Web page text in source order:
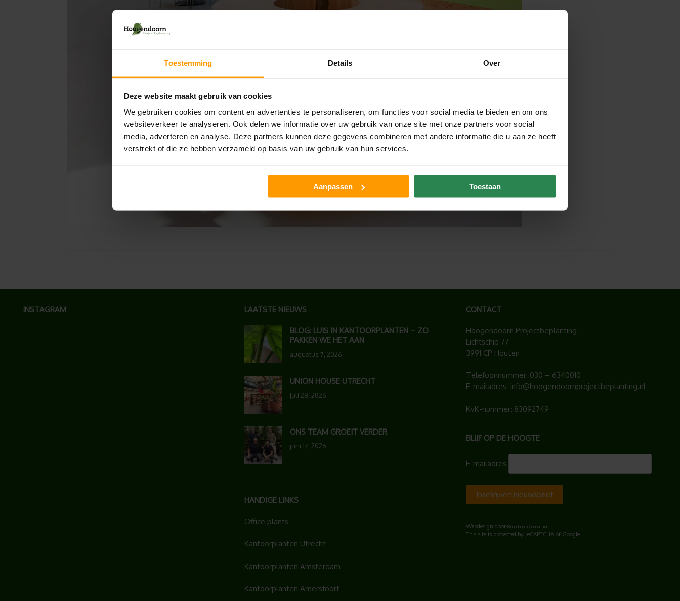
Toestemming Details Over
Deze website maakt gebruik van cookies
We gebruiken cookies om content en advertenties te personaliseren, om functies voor social media te bieden en om ons
websiteverkeer te analyseren. Ook delen we informatie over uw gebruik van onze site met onze partners voor social
media, adverteren en analyse. Deze partners kunnen deze gegevens combineren met andere informatie die u aan ze heeft
verstrekt of die ze hebben verzameld op basis van uw gebruik van hun services.
Aanpassen Toestaan
INSTAGRAM LAATSTE NIEUWS
BLOG: LUIS IN KANTOORPLANTEN – ZO
PAKKEN WE HET AAN
augustus 7, 2026
UNION HOUSE UTRECHT
juli 28, 2026
ONS TEAM GROEIT VERDER
juni 17, 2026
HANDIGE LINKS
Office plants
Kantoorplanten Utrecht
Kantoorplanten Amsterdam
Kantoorplanten Amersfoort
CONTACT
Hoogendoorn Projectbeplanting
Lichtschip 77
3991 CP Houten
Telefoonnummer: 030 – 6340010
E-mailadres: info@hoogendoornprojectbeplanting.nl
KvK-nummer: 83092749
BLIJF OP DE HOOGTE
E-mailadres
Webdesign door Runneboom Connection
This site is protected by reCAPTCHA of Google